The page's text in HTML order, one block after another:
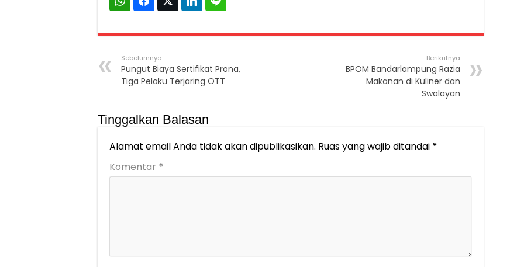
Sebelumnya
Pungut Biaya Sertifikat Prona,
Tiga Pelaku Terjaring OTT
Berikutnya
BPOM Bandarlampung Razia
Makanan di Kuliner dan
Swalayan
Tinggalkan Balasan
Alamat email Anda tidak akan dipublikasikan. Ruas yang wajib ditandai *
Komentar *